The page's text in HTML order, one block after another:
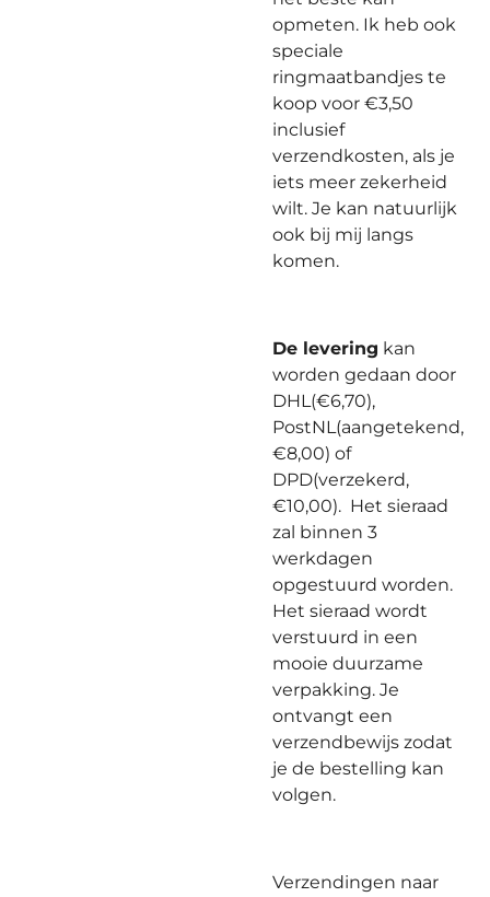
opmeten. Ik heb ook
speciale
ringmaatbandjes te
koop voor €3,50
inclusief
verzendkosten, als je
iets meer zekerheid
wilt. Je kan natuurlijk
ook bij mij langs
komen.
De levering kan
worden gedaan door
DHL(€6,70),
PostNL(aangetekend,
€8,00) of
DPD(verzekerd,
€10,00). Het sieraad
zal binnen 3
werkdagen
opgestuurd worden.
Het sieraad wordt
verstuurd in een
mooie duurzame
verpakking. Je
ontvangt een
verzendbewijs zodat
je de bestelling kan
volgen.
Verzendingen naar